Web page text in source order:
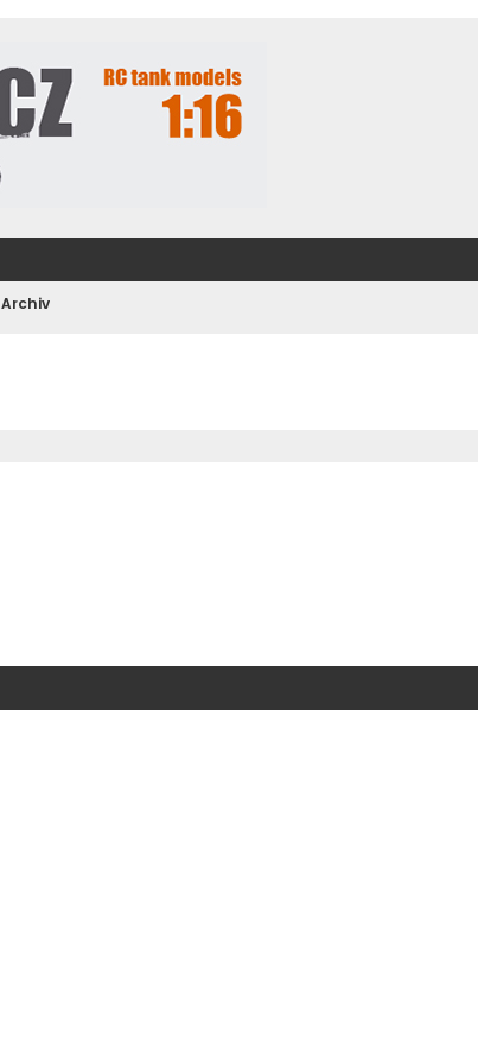
Archiv